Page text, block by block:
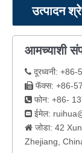
उत्पादन
आमच्याशी
 दूरध्वनी:
 फॅक्स: +86-
 फोन: +86-
 ईमेल:
 जोडा: 42
Zhejiang,